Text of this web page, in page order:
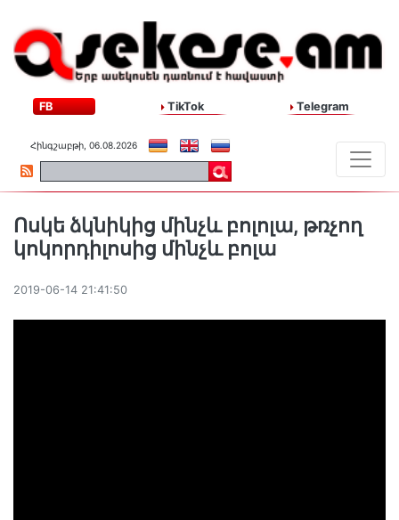
FB TikTok Telegram
Հինգշաբթի, 06.08.2026
Ոսկե ձկնիկից մինչև բոլոլա, թռչող
կոկորդիլոսից մինչև բոլա
2019-06-14 21:41:50